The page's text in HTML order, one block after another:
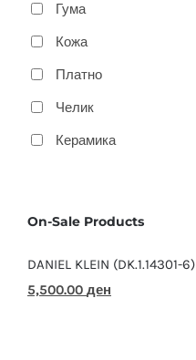
Гума
Кожа
Платно
Челик
Керамика
On-Sale Products
DANIEL KLEIN (DK.1.14301-6)
Original
5,500.00 ден